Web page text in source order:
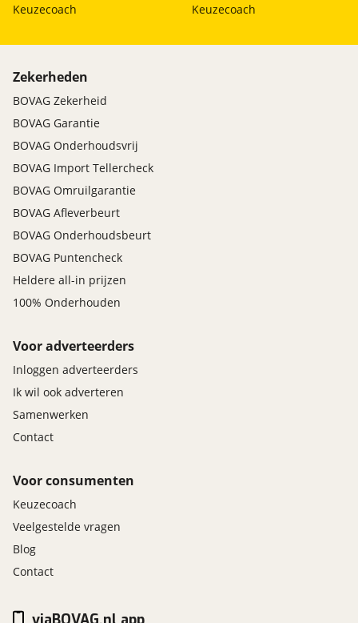
Keuzecoach
Keuzecoach
Zekerheden
BOVAG Zekerheid
BOVAG Garantie
BOVAG Onderhoudsvrij
BOVAG Import Tellercheck
BOVAG Omruilgarantie
BOVAG Afleverbeurt
BOVAG Onderhoudsbeurt
BOVAG Puntencheck
Heldere all-in prijzen
100% Onderhouden
Voor adverteerders
Inloggen adverteerders
Ik wil ook adverteren
Samenwerken
Contact
Voor consumenten
Keuzecoach
Veelgestelde vragen
Blog
Contact